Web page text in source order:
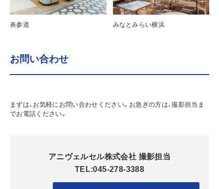
表参道 みなとみらい横浜
お問い合わせ
まずは、お気軽にお問い合わせください。お急ぎの方は、撮影担当ま
でお電話ください。
アニヴェルセル株式会社 撮影担当
TEL:045-278-3388